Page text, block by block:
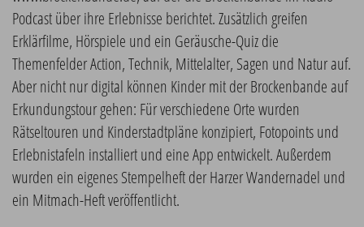
Podcast über ihre Erlebnisse berichtet. Zusätzlich greifen
Erklärfilme, Hörspiele und ein Geräusche-Quiz die
Themenfelder Action, Technik, Mittelalter, Sagen und Natur auf.
Aber nicht nur digital können Kinder mit der Brockenbande auf
Erkundungstour gehen: Für verschiedene Orte wurden
Rätseltouren und Kinderstadtpläne konzipiert, Fotopoints und
Erlebnistafeln installiert und eine App entwickelt. Außerdem
wurden ein eigenes Stempelheft der Harzer Wandernadel und
ein Mitmach-Heft veröffentlicht.